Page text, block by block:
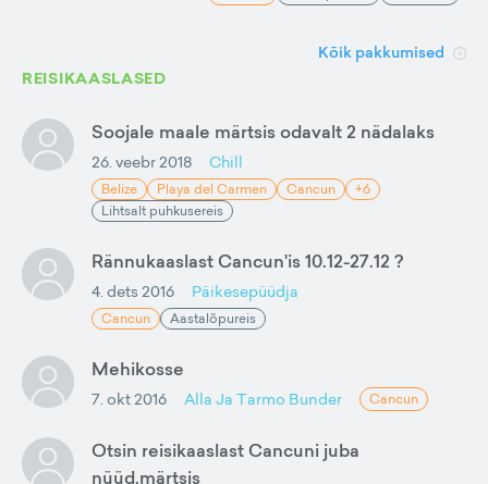
Kõik pakkumised
REISIKAASLASED
Soojale maale märtsis odavalt 2 nädalaks
26. veebr 2018 Chill
Belize Playa del Carmen Cancun
+6
Lihtsalt puhkusereis
Rännukaaslast Cancun'is 10.12-27.12 ?
4. dets 2016 Päikesepüüdja
Cancun Aastalõpureis
Mehikosse
7. okt 2016 Alla Ja Tarmo Bunder Cancun
Otsin reisikaaslast Cancuni juba
nüüd,märtsis